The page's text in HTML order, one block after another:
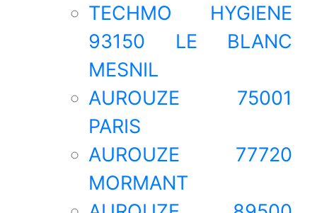
TECHMO HYGIENE
93150 LE BLANC
MESNIL
AUROUZE 75001
PARIS
AUROUZE 77720
MORMANT